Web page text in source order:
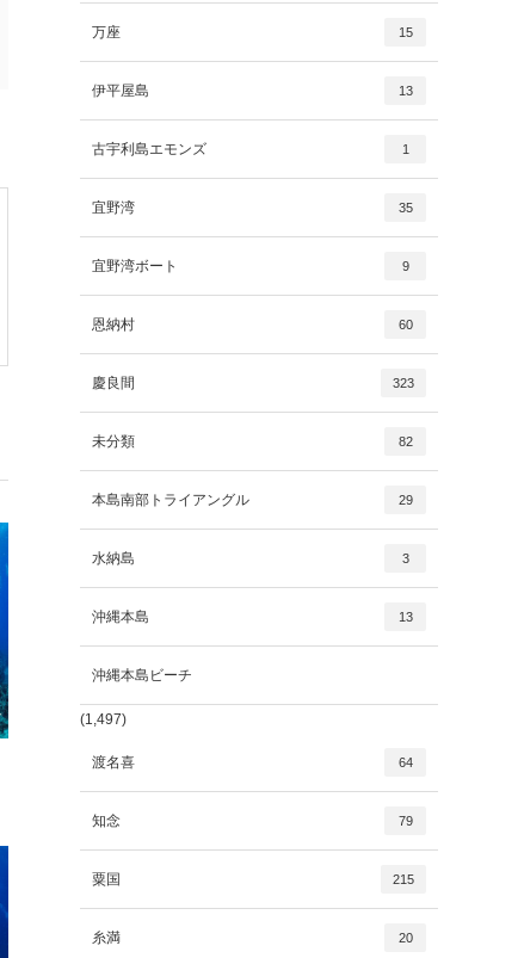
万座 15
伊平屋島 13
古宇利島エモンズ 1
宜野湾 35
宜野湾ボート 9
恩納村 60
慶良間 323
未分類 82
本島南部トライアングル 29
水納島 3
沖縄本島 13
沖縄本島ビーチ
(1,497)
渡名喜 64
知念 79
粟国 215
糸満 20